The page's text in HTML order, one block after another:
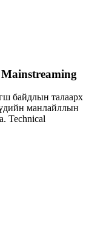
байдлын талаарх
манлайллын
Technical